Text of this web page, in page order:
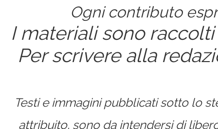
Ogni contributo
I materiali sono
Per scrivere alla
Testi e immagini pubblicati sotto lo
attribuito, sono da intendersi di